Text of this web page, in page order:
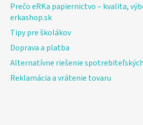
Prečo eRKa papiernictvo – kvalita,
erkashop.sk
Tipy pre školákov
Doprava a platba
Alternatívne riešenie
Reklamácia a vrátenie tovaru